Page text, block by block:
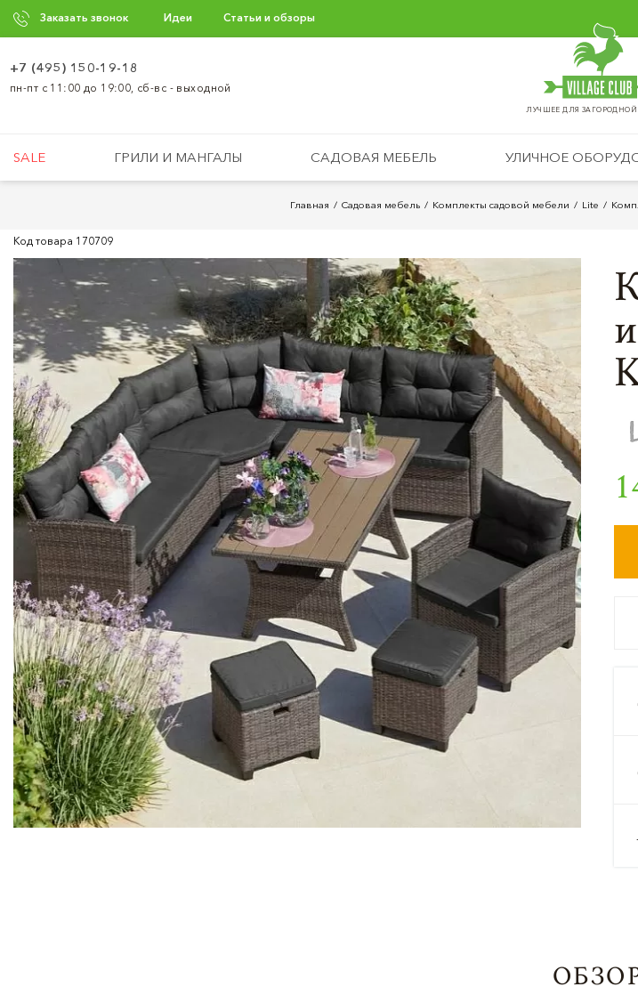
Заказать звонок Идеи Статьи и обзоры
ЛУЧШЕЕ ДЛЯ
+7 (495) 150-19-18
пн-пт с 11:00 до 19:00, сб-вс - выходной
SALE ГРИЛИ И МАНГАЛЫ САДОВАЯ МЕБЕЛЬ УЛИЧНОЕ
Главная Садовая мебель Комплекты садовой мебели Lite
Код товара 170709